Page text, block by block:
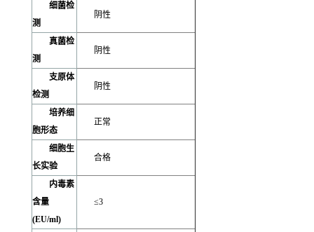
细菌检
测
阴性
真菌检
测
阴性
支原体
检测
阴性
培养细
胞形态
正常
细胞生
长实验
合格
内毒素
含量
(EU/ml)
≤3